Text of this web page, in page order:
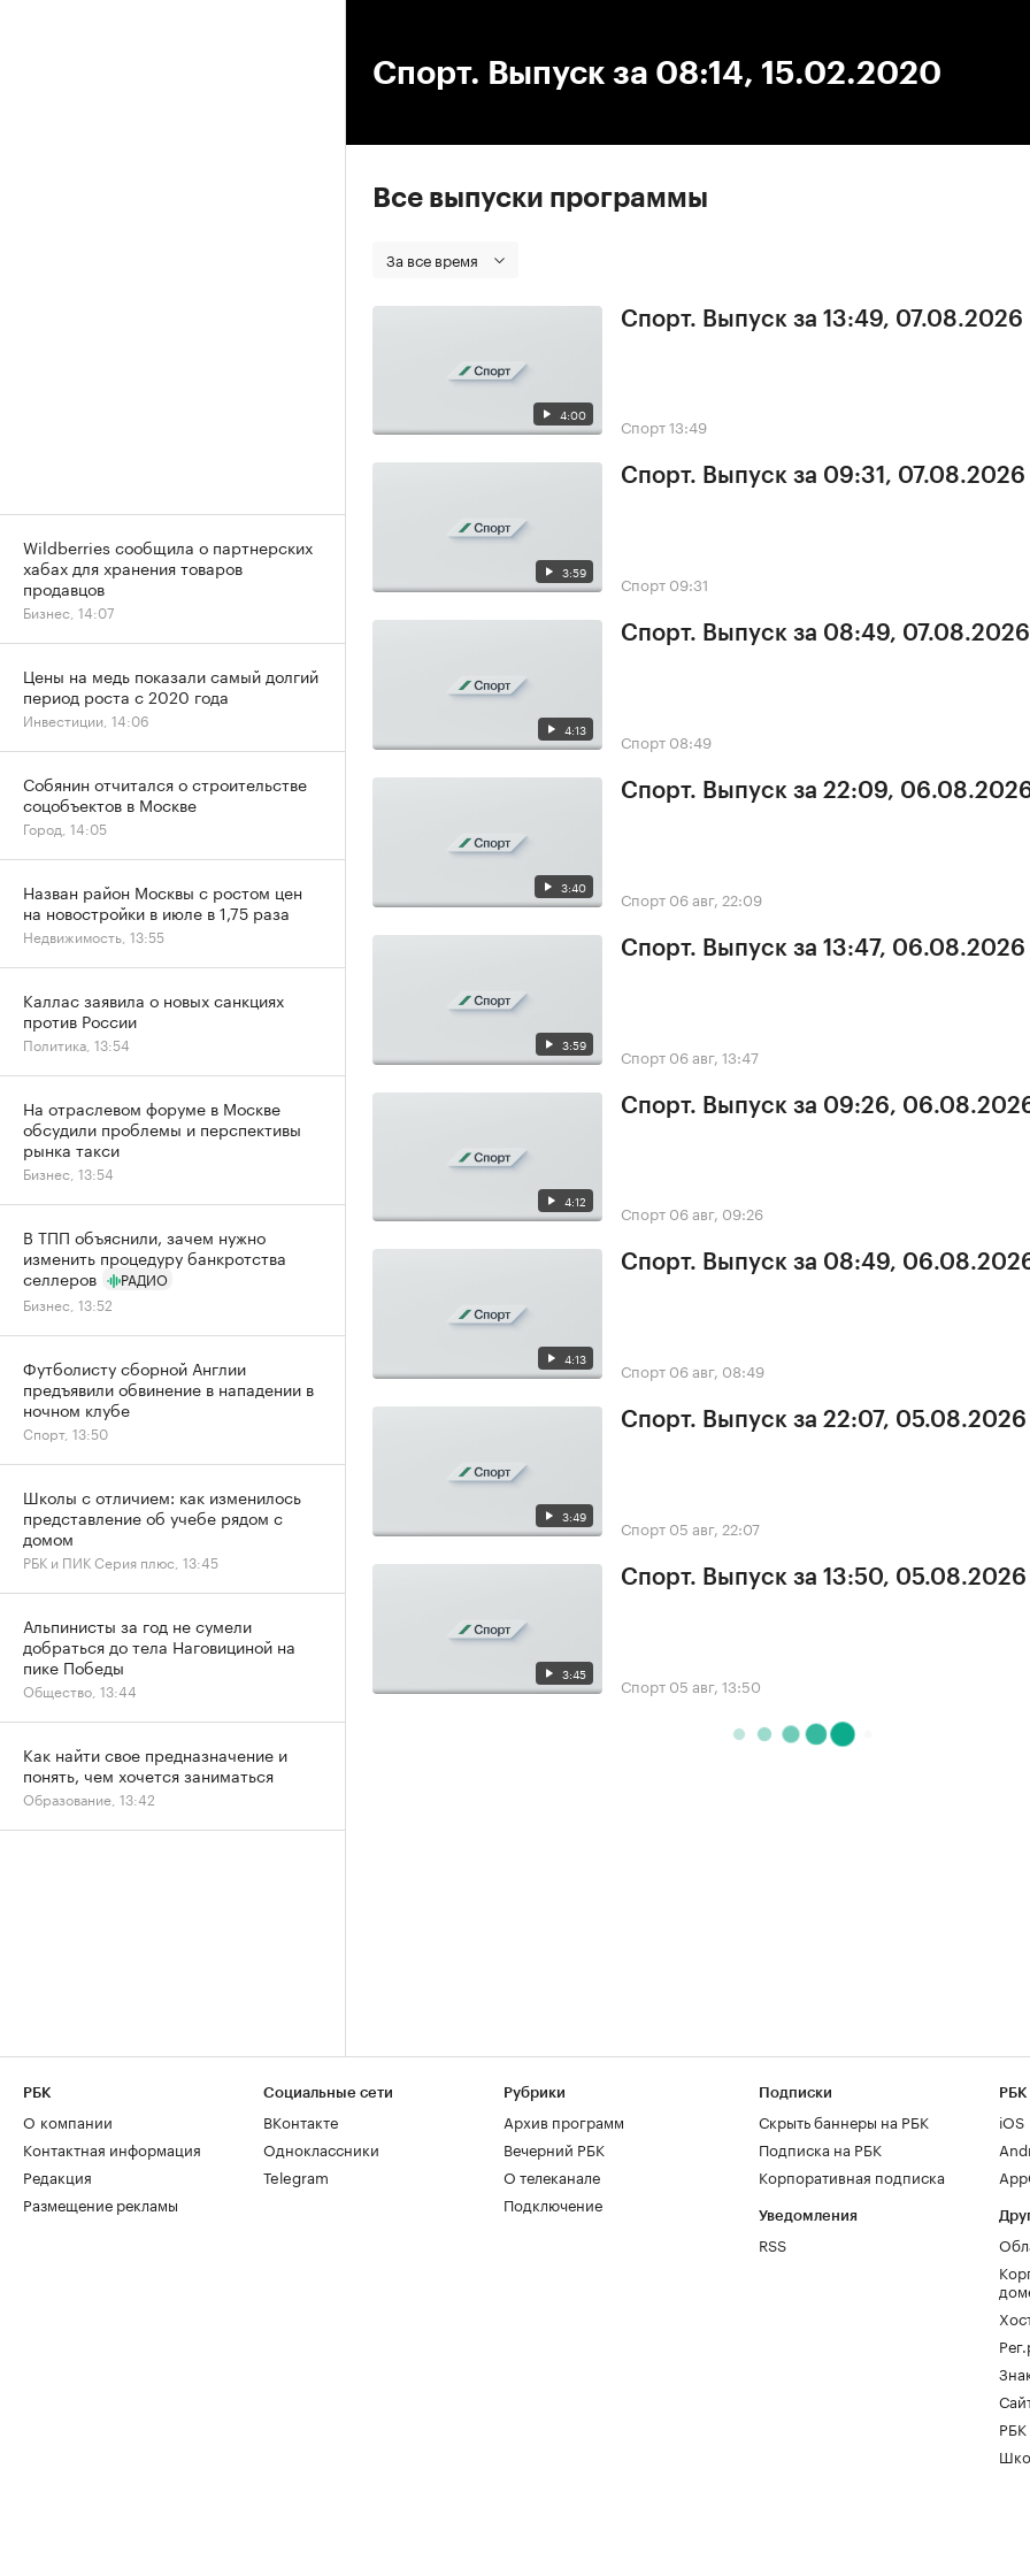
Спорт. Выпуск за 08:14, 15.02.2020
Все выпуски программы
За все время
4:00
Спорт. Выпуск за 13:49, 07.08.2026
Спорт13:49
3:59
Спорт. Выпуск за 09:31, 07.08.2026
Спорт 09:31
4:13
Спорт. Выпуск за 08:49, 07.08.2026
Спорт 08:49
3:40
Спорт. Выпуск за 22:09,
Спорт 06 авг, 22:09
3:59
Спорт. Выпуск за 13:47, 06.08.2026
Спорт 06 авг, 13:47
4:12
Спорт. Выпуск за 09:26,
Спорт 06 авг, 09:26
4:13
Спорт. Выпуск за 08:49,
Спорт 06 авг, 08:49
3:49
Спорт. Выпуск за 22:07, 05.08.2026
Спорт 05 авг, 22:07
3:45
Спорт. Выпуск за 13:50, 05.08.2026
Спорт 05 авг, 13:50
Wildberries сообщила о партнерских
хабах для хранения товаров
продавцов
Бизнес, 14:07
Цены на медь показали самый долгий
период роста с 2020 года
Инвестиции, 14:06
Собянин отчитался о строительстве
соцобъектов в Москве
Город, 14:05
Назван район Москвы с ростом цен
на новостройки в июле в 1,75 раза
Недвижимость, 13:55
Каллас заявила о новых санкциях
против России
Политика, 13:54
На отраслевом форуме в Москве
обсудили проблемы и перспективы
рынка такси
Бизнес, 13:54
В ТПП объяснили, зачем нужно
изменить процедуру банкротства
селлеров
РАДИО
Бизнес, 13:52
Футболисту сборной Англии
предъявили обвинение в нападении в
ночном клубе
Спорт, 13:50
Школы с отличием: как изменилось
представление об учебе рядом с
домом
РБК и ПИК Серия плюс, 13:45
Альпинисты за год не сумели
добраться до тела Наговициной на
пике Победы
Общество, 13:44
Как найти свое предназначение и
понять, чем хочется заниматься
Образование, 13:42
РБК
О компании
Контактная информация
Редакция
Размещение рекламы
Социальные сети
ВКонтакте
Одноклассники
Telegram
Рубрики
Архив программ
Вечерний РБК
О телеканале
Подключение
Подписки
Скрыть баннеры на РБК
Подписка на РБК
Корпоративная подписка
Уведомления
RSS
РБК
iOS